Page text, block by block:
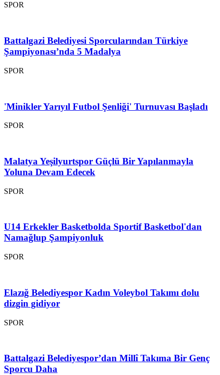
SPOR
Battalgazi Belediyesi Sporcularından Türkiye
Şampiyonası’nda 5 Madalya
SPOR
'Minikler Yarıyıl Futbol Şenliği' Turnuvası Başladı
SPOR
Malatya Yeşilyurtspor Güçlü Bir Yapılanmayla
Yoluna Devam Edecek
SPOR
U14 Erkekler Basketbolda Sportif Basketbol'dan
Namağlup Şampiyonluk
SPOR
Elazığ Belediyespor Kadın Voleybol Takımı dolu
dizgin gidiyor
SPOR
Battalgazi Belediyespor’dan Millî Takıma Bir Genç
Sporcu Daha